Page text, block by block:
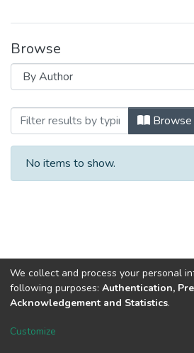
Browse
Browsing ЦІЛІ Browse
No items to show.
Dspace & Volodymyr Dahl East
We collect and process your personal
following purposes: Authentication,
Acknowledgement and Statistics.
Customize